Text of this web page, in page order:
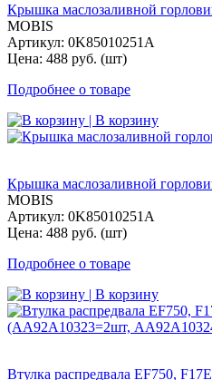
Крышка маслозаливной
MOBIS
Артикул: 0K85010251A
Цена: 488 руб. (шт)
Подробнее о товаре
| В корзину
Крышка маслозаливной
MOBIS
Артикул: 0K85010251A
Цена: 488 руб. (шт)
Подробнее о товаре
| В корзину
Втулка распредвала EF750,